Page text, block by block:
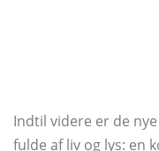
Indtil videre er de
fulde af liv og lys: en